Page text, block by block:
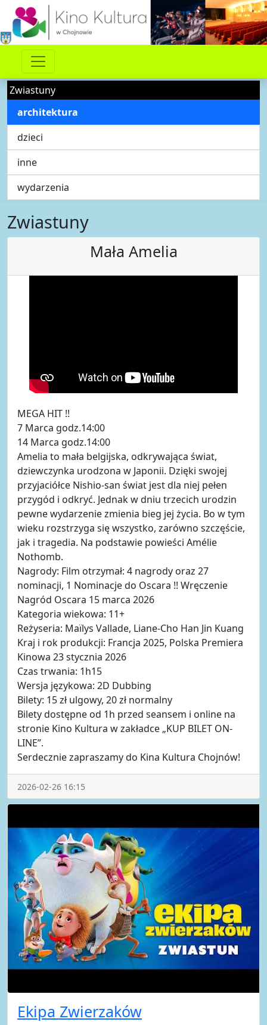
Zwiastuny
architektura
dzieci
inne
wydarzenia
Zwiastuny
Mała Amelia
MEGA HIT !!
7 Marca godz.14:00
14 Marca godz.14:00
Amelia to mała belgijska, odkrywająca świat,
dziewczynka urodzona w Japonii. Dzięki swojej
przyjaciółce Nishio-san świat jest dla niej pełen
przygód i odkryć. Jednak w dniu trzecich urodzin
pewne wydarzenie zmienia bieg jej życia. Bo w tym
wieku rozstrzyga się wszystko, zarówno szczęście,
jak i tragedia. Na podstawie powieści Amélie
Nothomb.
Nagrody: Film otrzymał: 4 nagrody oraz 27
nominacji, 1 Nominacje do Oscara !! Wręczenie
Nagród Oscara 15 marca 2026
Kategoria wiekowa: 11+
Reżyseria: Maïlys Vallade, Liane-Cho Han Jin Kuang
Kraj i rok produkcji: Francja 2025, Polska Premiera
Kinowa 23 stycznia 2026
Czas trwania: 1h15
Wersja językowa: 2D Dubbing
Bilety: 15 zł ulgowy, 20 zł normalny
Bilety dostępne od 1h przed seansem i online na
stronie Kino Kultura w zakładce „KUP BILET ON-
LINE”.
Serdecznie zapraszamy do Kina Kultura Chojnów!
2026-02-26 16:15
Ekipa Zwierzaków